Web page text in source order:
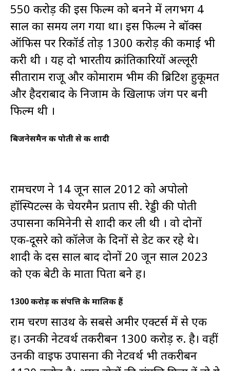
550 करोड़ की इस फिल्म को बनने में लगभग 4
साल का समय लग गया था। इस फिल्म ने बॉक्स
ऑफिस पर रिकॉर्ड तोड़ 1300 करोड़ की कमाई भी
करी थी । यह दो भारतीय क्रांतिकारियों अल्लूरी
सीताराम राजू और कोमाराम भीम की ब्रिटिश हुकूमत
और हैदराबाद के निजाम के खिलाफ जंग पर बनी
फिल्म थी ।
बिजनेसमैन की पोती से की शादी
रामचरण ने 14 जून साल 2012 को अपोलो
हॉस्पिटल्स के चेयरमैन प्रताप सी. रेड्डी की पोती
उपासना कमिनेनी से शादी कर ली थी । वो दोनों
एक-दूसरे को कॉलेज के दिनों से डेट कर रहे थे।
शादी के दस साल बाद दोनों 20 जून साल 2023
को एक बेटी के माता पिता बने हैं।
1300 करोड़ की संपत्ति के मालिक हैं
राम चरण साउथ के सबसे अमीर एक्टर्स में से एक
हैं। उनकी नेटवर्थ तकरीबन 1300 करोड़ रु. है। वहीं
उनकी वाइफ उपासना की नेटवर्थ भी तकरीबन